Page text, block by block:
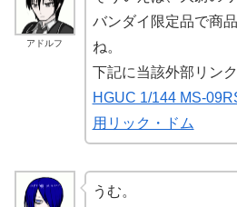
アドルフ
バンダイ限定品で商
ね。
下記に当該外部リンク
HGUC 1/144 MS-
用リック・ドム
うむ。